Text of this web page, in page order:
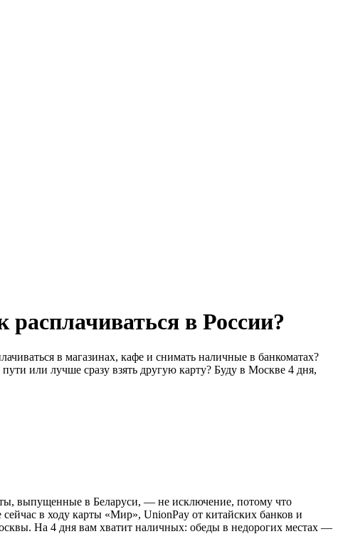
в России?
в магазинах, кафе и снимать наличные в банкоматах?
или лучше сразу взять другую карту? Буду в Москве 4 дня,
выпущенные в Беларуси, — не исключение, потому что
в ходу карты «Мир», UnionPay от китайских банков и
На 4 дня вам хватит наличных: обеды в недорогих местах —